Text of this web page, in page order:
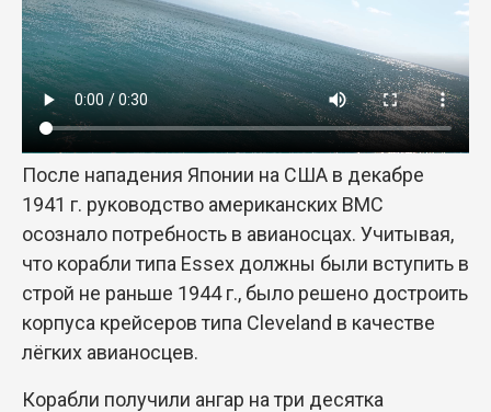
После нападения Японии на США в декабре
1941 г. руководство американских ВМС
осознало потребность в авианосцах. Учитывая,
что корабли типа Essex должны были вступить в
строй не раньше 1944 г., было решено достроить
корпуса крейсеров типа Cleveland в качестве
лёгких авианосцев.
Корабли получили ангар на три десятка